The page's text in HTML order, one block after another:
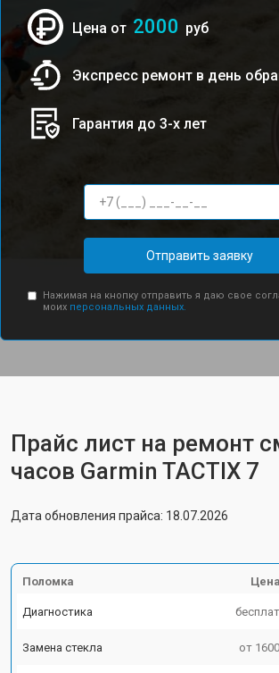
Цена от 2000 руб
Экспресс ремонт в день
Гарантия до 3-х лет
Отправить заявку
Нажимая на кнопку отправить я даю свое
моих персональных данных.
Прайс лист на ремонт
часов Garmin TACTIX 7
Дата обновления прайса: 18.07.2026
Поломка Цена
Диагностика
Замена стекла от